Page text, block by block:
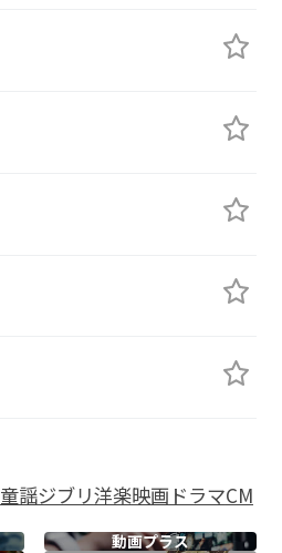
童謡ジブリ洋楽映画ドラマCM
動画プラス